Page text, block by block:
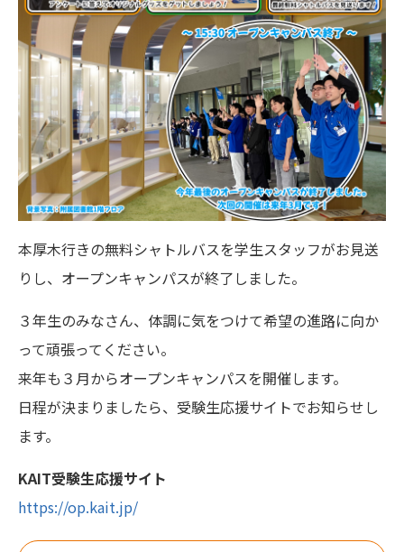
本厚木行きの無料シャトルバスを学生スタッフがお見送
りし、オープンキャンパスが終了しました。
３年生のみなさん、体調に気をつけて希望の進路に向か
って頑張ってください。
来年も３月からオープンキャンパスを開催します。
日程が決まりましたら、受験生応援サイトでお知らせし
ます。
KAIT受験生応援サイト
https://op.kait.jp/